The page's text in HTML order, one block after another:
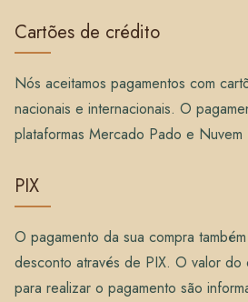
Cartões de crédito
Nós aceitamos pagamentos com
nacionais e internacionais. O
plataformas Mercado Pado e Nuvem
PIX
O pagamento da sua compra
desconto através de PIX. O valor
para realizar o pagamento são